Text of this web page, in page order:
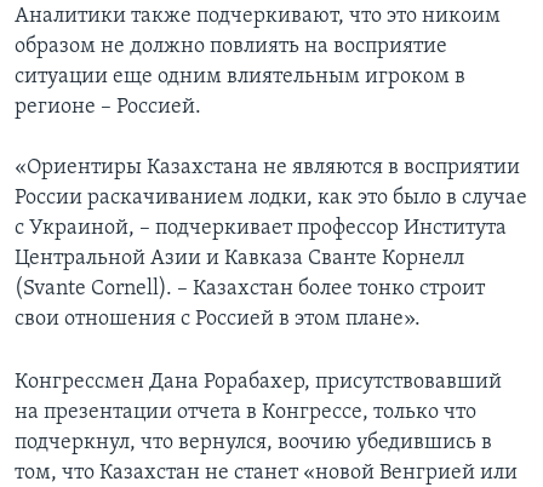
Аналитики также подчеркивают, что это никоим
образом не должно повлиять на восприятие
ситуации еще одним влиятельным игроком в
регионе – Россией.
«Ориентиры Казахстана не являются в восприятии
России раскачиванием лодки, как это было в случае
с Украиной, – подчеркивает профессор Института
Центральной Азии и Кавказа Сванте Корнелл
(Svante Cornell). – Казахстан более тонко строит
свои отношения с Россией в этом плане».
Конгрессмен Дана Рорабахер, присутствовавший
на презентации отчета в Конгрессе, только что
подчеркнул, что вернулся, воочию убедившись в
том, что Казахстан не станет «новой Венгрией или